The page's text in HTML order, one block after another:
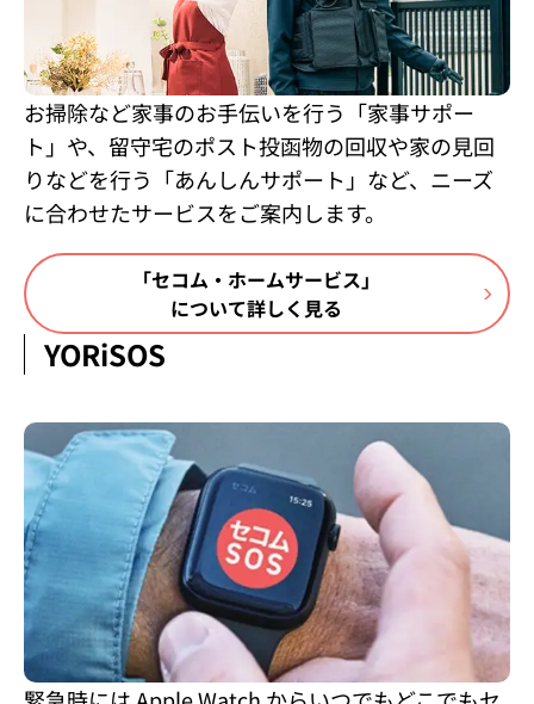
お掃除など家事のお手伝いを行う「家事サポー
ト」や、留守宅のポスト投函物の回収や家の見回
りなどを行う「あんしんサポート」など、ニーズ
に合わせたサービスをご案内します。
「セコム・ホームサービス」
について詳しく見る
YORiSOS